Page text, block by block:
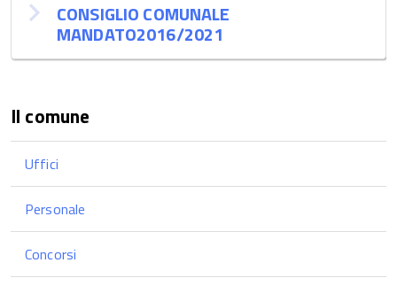
CONSIGLIO COMUNALE
MANDATO2016/2021
Il comune
Uffici
Personale
Concorsi